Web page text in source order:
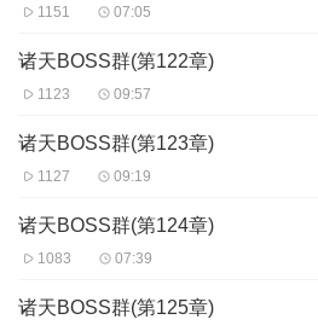
1151 07:05
诸天BOSS群(第122章)
1123 09:57
诸天BOSS群(第123章)
1127 09:19
诸天BOSS群(第124章)
1083 07:39
诸天BOSS群(第125章)